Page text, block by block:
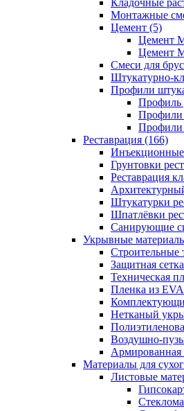
Кладочные
Монтажные
Цемент (5)
Цемент
Цемент
Смеси для
Штукатурно-
Профили
Профиль
Профили
Профили
Реставрация (166)
Грунтовки
Реставрация
Штукатурки
Шпатлёвки
Санирующие
Укрывные
Строительные
Защитная
Техническая
Пленка из
Нетканый
Воздушно-
Армированная
Материалы для
Листовые